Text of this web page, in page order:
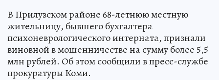
В Прилузском районе 68-летнюю местную
жительницу, бывшего бухгалтера
психоневрологического интерната, признали
виновной в мошенничестве на сумму более 5,5
млн рублей. Об этом сообщили в пресс-службе
прокуратуры Коми.